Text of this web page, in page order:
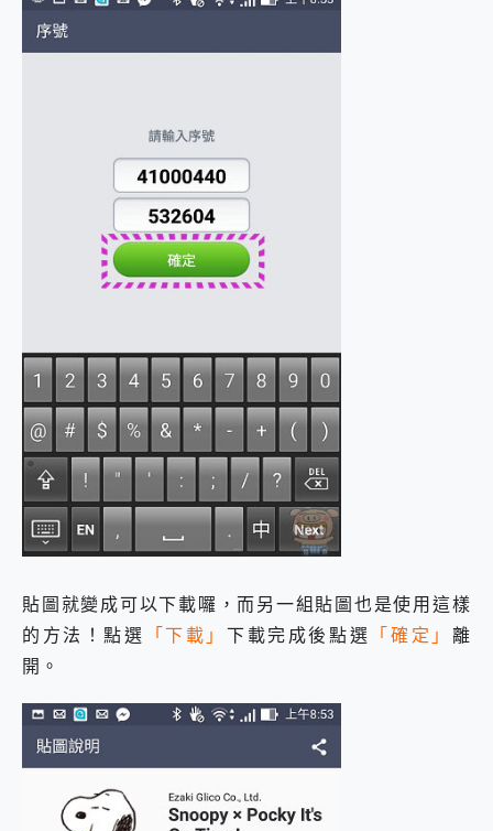
貼圖就變成可以下載囉，而另一組貼圖也是使用這樣
的方法！點選 「下載」下載完成後點選 「確定」 離
開。